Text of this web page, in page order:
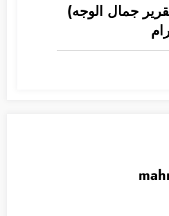
جمال الوجه)